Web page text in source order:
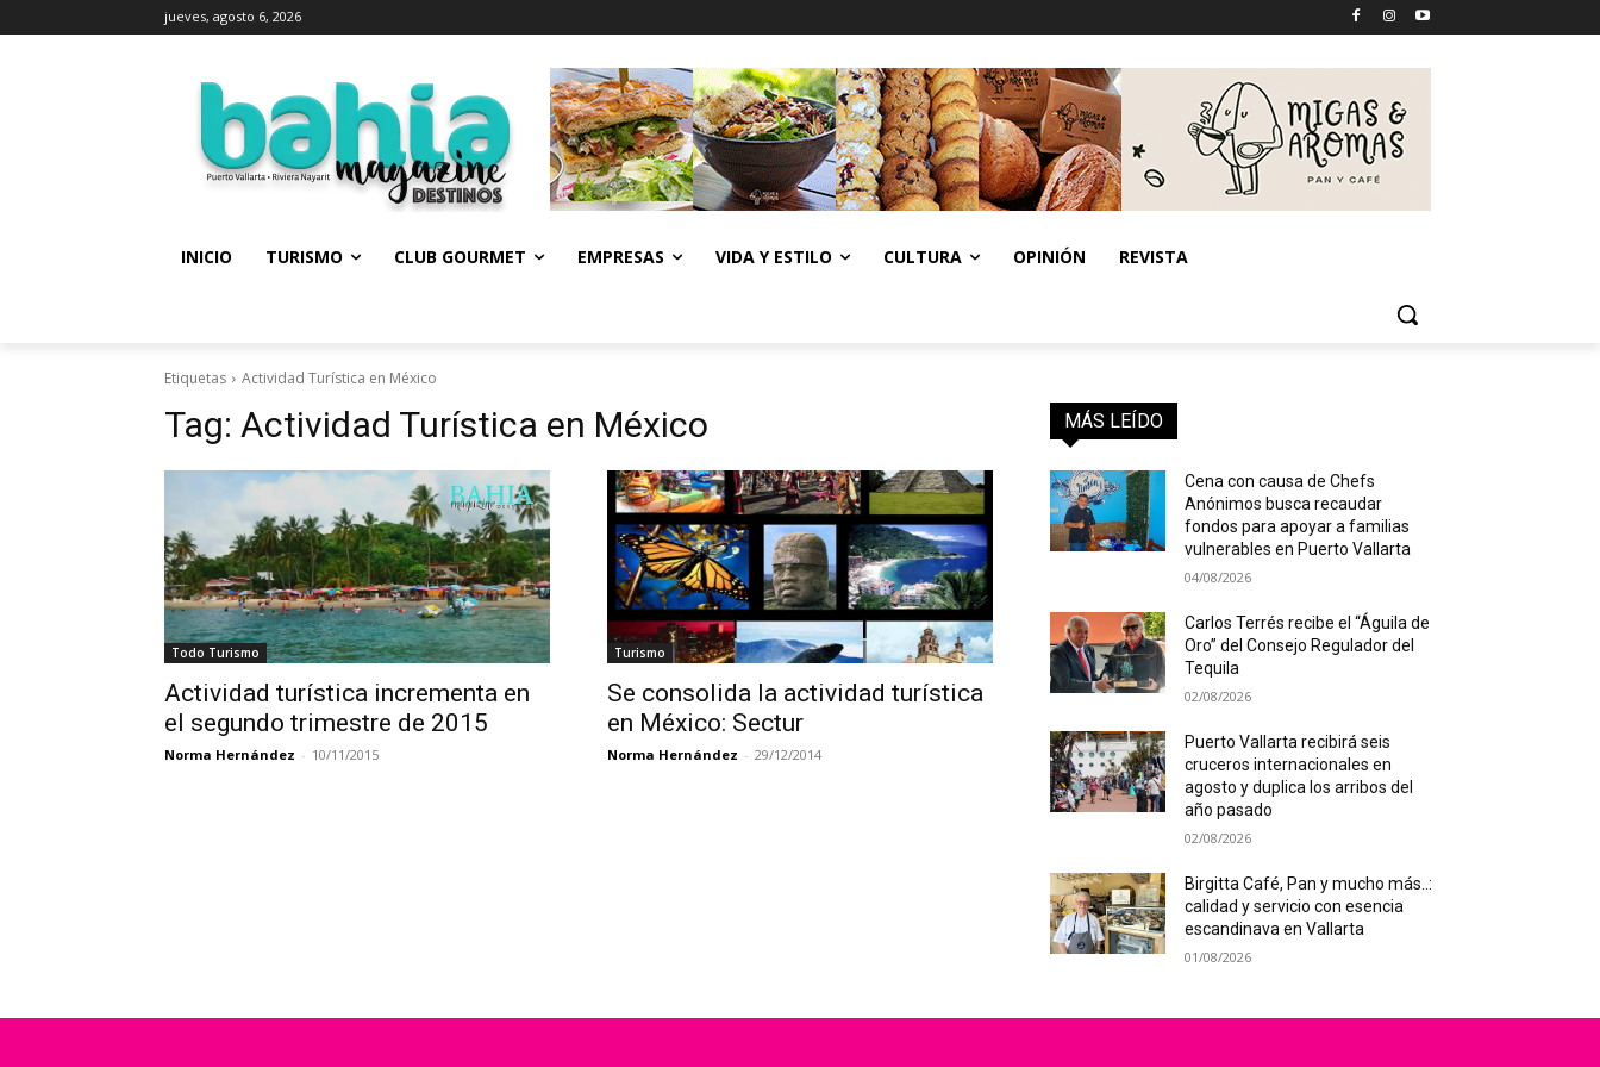
jueves, agosto 6, 2026
INICIO TURISMO CLUB GOURMET EMPRESAS VIDA Y ESTILO CULTURA OPINIÓN REVISTA
Etiquetas Actividad Turística en México
Tag: Actividad Turística en México
Todo Turismo
Actividad turística incrementa en
el segundo trimestre de 2015
Norma Hernández - 10/11/2015
Turismo
Se consolida la actividad turística
en México: Sectur
Norma Hernández - 29/12/2014
MÁS LEÍDO
Cena con causa de Chefs
Anónimos busca recaudar
fondos para apoyar a familias
vulnerables en Puerto Vallarta
04/08/2026
Carlos Terrés recibe el “Águila de
Oro” del Consejo Regulador del
Tequila
02/08/2026
Puerto Vallarta recibirá seis
cruceros internacionales en
agosto y duplica los arribos del
año pasado
02/08/2026
Birgitta Café, Pan y mucho más..:
calidad y servicio con esencia
escandinava en Vallarta
01/08/2026